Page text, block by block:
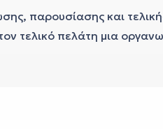
παρουσίασης και
τελικό πελάτη μια